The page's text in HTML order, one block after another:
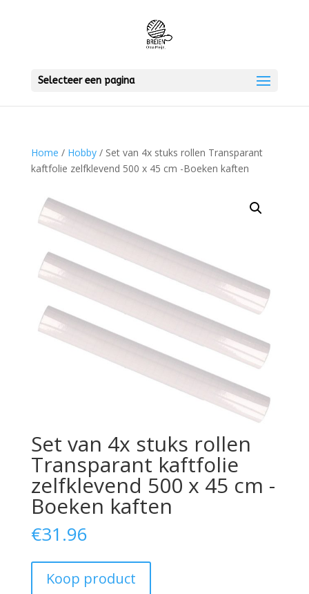
Selecteer een pagina
Home / Hobby/ Set van 4x stuks rollen Transparant
kaftfolie zelfklevend 500 x 45 cm -Boeken kaften
Set van 4x stuks rollen
Transparant kaftfolie
zelfklevend 500 x 45 cm -
Boeken kaften
€31.96
Koop product